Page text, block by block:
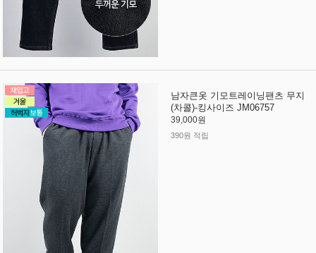
남자큰옷 기모트레이닝팬츠 무지
(차콜)-킹사이즈 JM06757
39,000원
390원 적립